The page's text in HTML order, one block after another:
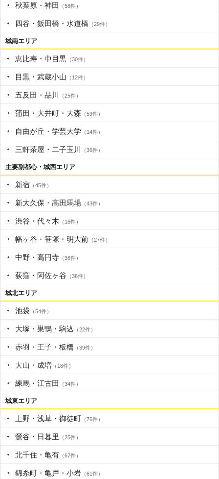
秋葉原・神田 （58件）
四谷・飯田橋・水道橋 （29件）
城南エリア
恵比寿・中目黒 （30件）
目黒・武蔵小山 （12件）
五反田・品川 （25件）
蒲田・大井町・大森 （59件）
自由が丘・学芸大学 （14件）
三軒茶屋・二子玉川 （36件）
主要副都心・城西エリア
新宿 （45件）
新大久保・高田馬場 （43件）
渋谷・代々木 （16件）
幡ヶ谷・笹塚・明大前 （27件）
中野・高円寺 （36件）
荻窪・阿佐ヶ谷 （36件）
城北エリア
池袋 （54件）
大塚・巣鴨・駒込 （22件）
赤羽・王子・板橋 （39件）
大山・成増 （18件）
練馬・江古田 （34件）
城東エリア
上野・浅草・御徒町 （76件）
鶯谷・日暮里 （25件）
北千住・亀有 （67件）
錦糸町・亀戸・小岩 （61件）